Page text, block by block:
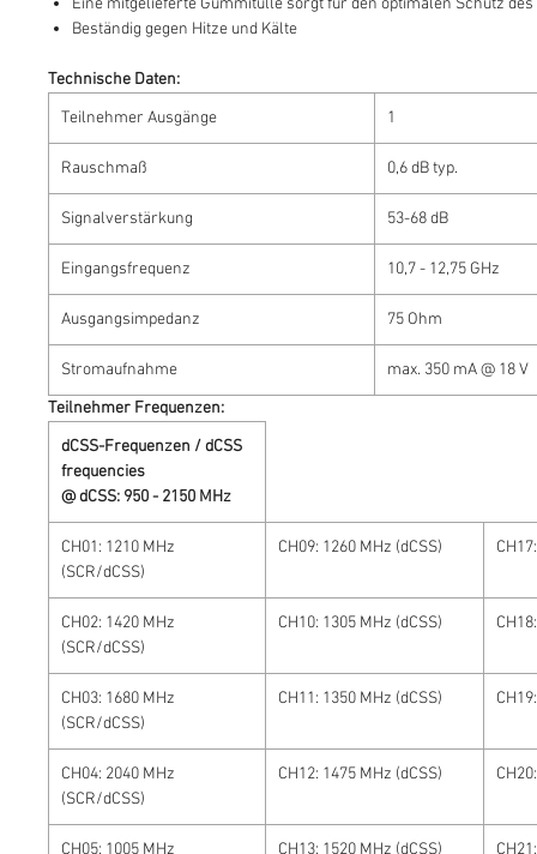
Eine mitgelieferte Gummitülle sorgt für den optimalen Schutz
Beständig gegen Hitze und Kälte
Technische Daten:
Teilnehmer Ausgänge
1
Rauschmaß 0,6 dB typ.
Signalverstärkung 53-68 dB
Eingangsfrequenz 10,7 - 12,75 GHz
Ausgangsimpedanz 75 Ohm
Stromaufnahme
max. 350 mA @ 18 V
Teilnehmer Frequenzen:
dCSS-Frequenzen / dCSS
frequencies
@ dCSS: 950 - 2150 MHz
CH01: 1210 MHz
(SCR/dCSS)
CH09: 1260 MHz (dCSS)
CH02: 1420 MHz
(SCR/dCSS)
CH10: 1305 MHz (dCSS)
CH03: 1680 MHz
(SCR/dCSS)
CH11: 1350 MHz (dCSS)
CH04: 2040 MHz
(SCR/dCSS)
CH12: 1475 MHz (dCSS)
CH05: 1005 MHz CH13: 1520 MHz (dCSS)